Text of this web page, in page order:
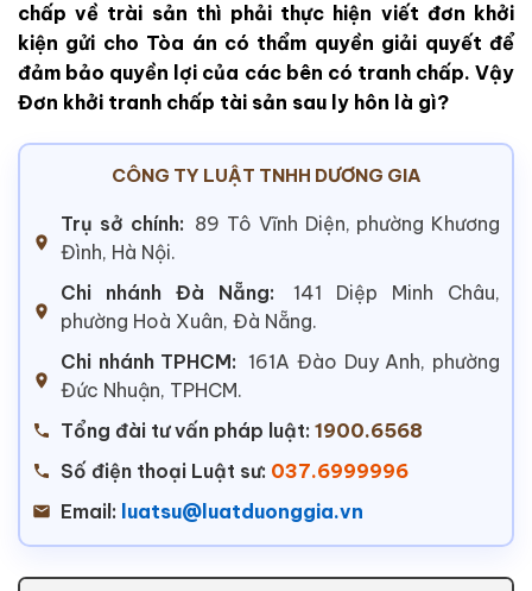
chấp về trài sản thì phải thực hiện viết đơn khởi
kiện gửi cho Tòa án có thẩm quyền giải quyết để
đảm bảo quyền lợi của các bên có tranh chấp. Vậy
Đơn khởi tranh chấp tài sản sau ly hôn là gì?
CÔNG TY LUẬT TNHH DƯƠNG GIA
Trụ sở chính: 89 Tô Vĩnh Diện, phường Khương
Đình, Hà Nội.
Chi nhánh Đà Nẵng:
141 Diệp Minh Châu,
phường Hoà Xuân, Đà Nẵng.
Chi nhánh TPHCM: 161A Đào Duy Anh, phường
Đức Nhuận, TPHCM.
Tổng đài tư vấn pháp luật: 1900.6568
Số điện thoại Luật sư: 037.6999996
Email: luatsu@luatduonggia.vn